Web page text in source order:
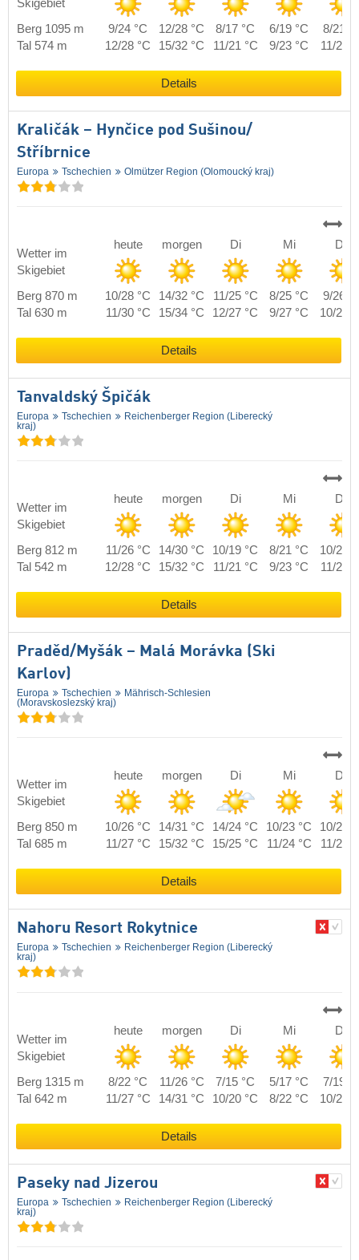
Skigebiet
Berg 1095 m
9/24 °C 12/28 °C 8/17 °C 6/19 °C
8/21
Tal 574 m
12/28 °C 15/32 °C 11/21 °C 9/23 °C 11/25
Details
Kraličák – Hynčice pod Sušinou/​
Stříbrnice
Europa Tschechien Olmützer Region (Olomoucký kraj)
Wetter im
Skigebiet
heute morgen Di Mi Do
Berg 870 m 10/28 °C 14/32 °C 11/25 °C 8/25 °C
9/26
Tal 630 m
11/30 °C 15/34 °C 12/27 °C 9/27 °C 10/28
Details
Tanvaldský Špičák
Europa Tschechien
Reichenberger Region (Liberecký
kraj)
Wetter im
Skigebiet
heute morgen Di Mi Do
Berg 812 m 11/26 °C 14/30 °C 10/19 °C 8/21 °C
10/23
Tal 542 m
12/28 °C 15/32 °C 11/21 °C 9/23 °C 11/25
Details
Praděd/​Myšák – Malá Morávka (Ski
Karlov)
Europa Tschechien
Mährisch-Schlesien
(Moravskoslezský kraj)
Wetter im
Skigebiet
heute morgen Di Mi Do
Berg 850 m 10/26 °C 14/31 °C 14/24 °C 10/23 °C
10/24
Tal 685 m
11/27 °C 15/32 °C 15/25 °C 11/24 °C 11/25
Details
Nahoru Resort Rokytnice
Europa Tschechien
Reichenberger Region (Liberecký
kraj)
Wetter im
Skigebiet
heute morgen Di Mi Do
Berg 1315 m 8/22 °C 11/26 °C 7/15 °C 5/17 °C
7/19
Tal 642 m
11/27 °C 14/31 °C 10/20 °C 8/22 °C 10/24
Details
Paseky nad Jizerou
Europa Tschechien
Reichenberger Region (Liberecký
kraj)